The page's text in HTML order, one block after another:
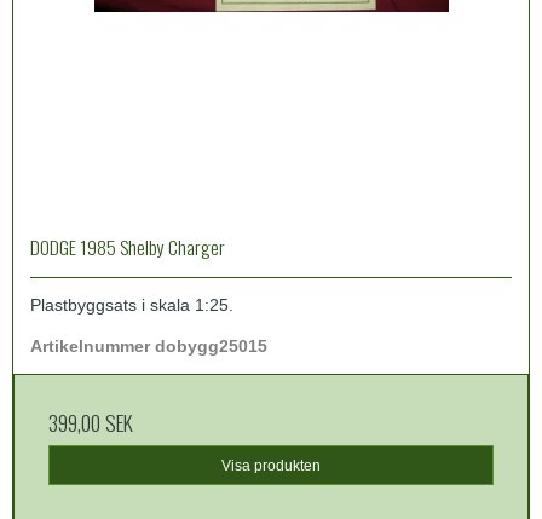
DODGE 1985 Shelby Charger
Plastbyggsats i skala 1:25.
Artikelnummer dobygg25015
399,00 SEK
Visa produkten